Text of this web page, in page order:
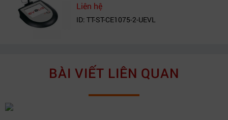
Liên hệ
ID: TT-ST-CE1075-2-UEVL
BÀI VIẾT LIÊN QUAN